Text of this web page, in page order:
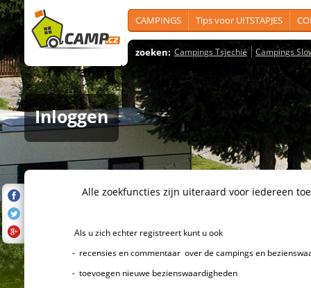
CAMPINGS Tips voor UITSTAPJES
zoeken: Campings Tsjechië Campings
Inloggen
Alle zoekfuncties zijn uiteraard voor iedereen
Als u zich echter registreert kunt u ook
- recensies en commentaar over de campings en
- toevoegen nieuwe bezienswaardigheden